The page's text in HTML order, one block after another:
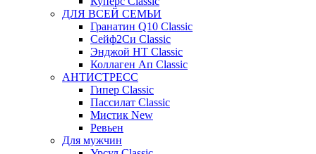
ДЛЯ ВСЕЙ СЕМЬИ
Гранатин Q10 Classic
Сейф2Си Classic
Энджой НТ Classic
Коллаген Ап Classic
АНТИСТРЕСС
Гипер Classic
Пассилат Classic
Мистик New
Ревьен
Для мужчин